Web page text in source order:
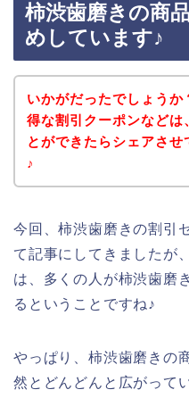
柿渋歯磨きの商
めしています♪
いかがだったでしょうか
得な割引クーポンなどは
とができたらシェアさせ
♪
今回、柿渋歯磨きの割引
て記事にしてきましたが
は、多くの人が柿渋歯磨
るということですね♪
やっぱり、柿渋歯磨きの
然とどんどんと広がって